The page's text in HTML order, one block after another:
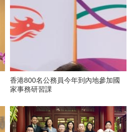
香港800名公務員今年到內地參加國
家事務研習課